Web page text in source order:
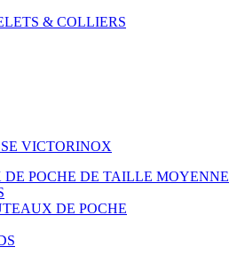
& COLLIERS
VICTORINOX
POCHE DE TAILLE MOYENNE
DE POCHE